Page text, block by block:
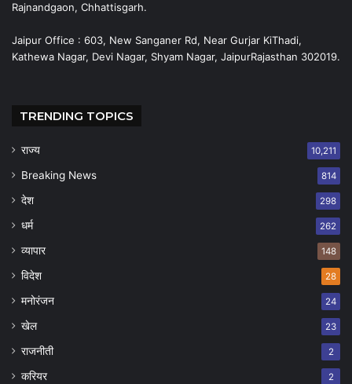
Rajnandgaon, Chhattisgarh.
Jaipur Office : 603, New Sanganer Rd, Near Gurjar KiThadi,
Kathewa Nagar, Devi Nagar, Shyam Nagar, JaipurRajasthan 302019.
TRENDING TOPICS
राज्य 10,211
Breaking News 814
देश 298
धर्म 262
व्यापार 148
विदेश 28
मनोरंजन 24
खेल 23
राजनीती 2
करियर 2